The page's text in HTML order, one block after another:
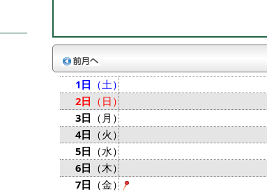
1日 （土）
2日 （日）
3日 （月）
4日 （火）
5日 （水）
6日 （木）
7日 （金）